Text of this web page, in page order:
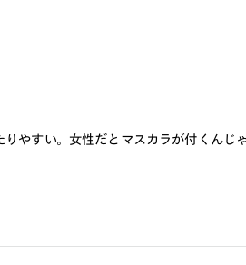
やすい。女性だとマスカラが付くんじ